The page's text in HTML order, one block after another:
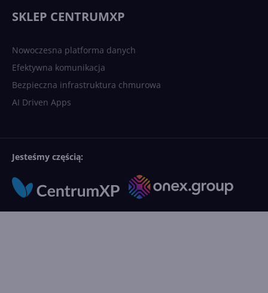
SKLEP CENTRUMXP
Nowoczesna platforma danych
Efektywna komunikacja
Bezpieczna infrastruktura chmurowa
AI Driven Apps
Jesteśmy częścią: